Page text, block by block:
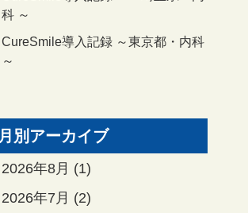
科 ～
CureSmile導入記録 ～東京都・内科
～
月別アーカイブ
2026年8月 (1)
2026年7月 (2)